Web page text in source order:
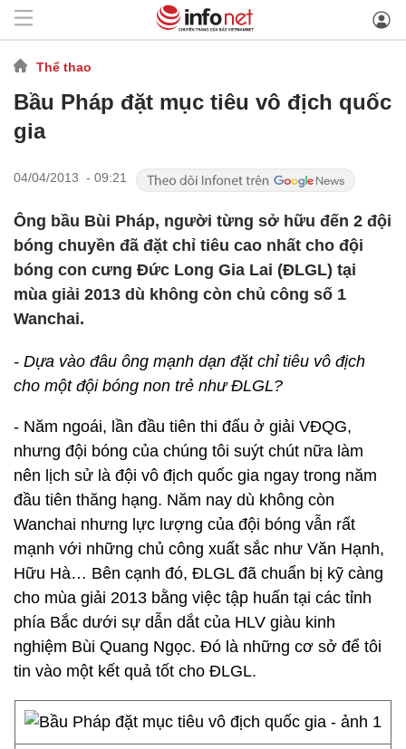
Thể thao
Bầu Pháp đặt mục tiêu vô địch quốc
gia
04/04/2013 - 09:21
Ông bầu Bùi Pháp, người từng sở hữu đến 2 đội
bóng chuyền đã đặt chỉ tiêu cao nhất cho đội
bóng con cưng Đức Long Gia Lai (ĐLGL) tại
mùa giải 2013 dù không còn chủ công số 1
Wanchai.
- Dựa vào đâu ông mạnh dạn đặt chỉ tiêu vô địch
cho một đội bóng non trẻ như ĐLGL?
- Năm ngoái, lần đầu tiên thi đấu ở giải VĐQG,
nhưng đội bóng của chúng tôi suýt chút nữa làm
nên lịch sử là đội vô địch quốc gia ngay trong năm
đầu tiên thăng hạng. Năm nay dù không còn
Wanchai nhưng lực lượng của đội bóng vẫn rất
mạnh với những chủ công xuất sắc như Văn Hạnh,
Hữu Hà… Bên cạnh đó, ĐLGL đã chuẩn bị kỹ càng
cho mùa giải 2013 bằng việc tập huấn tại các tỉnh
phía Bắc dưới sự dẫn dắt của HLV giàu kinh
nghiệm Bùi Quang Ngọc. Đó là những cơ sở để tôi
tin vào một kết quả tốt cho ĐLGL.